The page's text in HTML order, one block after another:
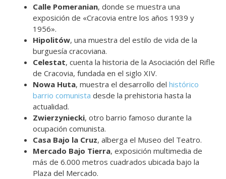
Calle Pomeranian, donde se muestra una
exposición de «Cracovia entre los años 1939 y
1956».
Hipolitów, una muestra del estilo de vida de la
burguesía cracoviana.
Celestat, cuenta la historia de la Asociación del Rifle
de Cracovia, fundada en el siglo XIV.
Nowa Huta, muestra el desarrollo del histórico
barrio comunista desde la prehistoria hasta la
actualidad.
Zwierzyniecki, otro barrio famoso durante la
ocupación comunista.
Casa Bajo la Cruz, alberga el Museo del Teatro.
Mercado Bajo Tierra, exposición multimedia de
más de 6.000 metros cuadrados ubicada bajo la
Plaza del Mercado.